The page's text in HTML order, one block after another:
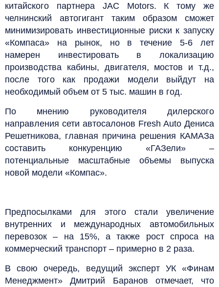
китайского партнера JAC Motors. К тому же
челнинский автогигант таким образом сможет
минимизировать инвестиционные риски к запуску
«Компаса» на рынок, но в течение 5-6 лет
намерен инвестировать в локализацию
производства кабины, двигателя, мостов и т.д.,
после того как продажи модели выйдут на
необходимый объем от 5 тыс. машин в год.
По мнению руководителя дилерского
направления сети автосалонов Fresh Auto Дениса
Решетникова, главная причина решения КАМАЗа
составить конкуренцию «ГАЗели» –
потенциальные масштабные объемы выпуска
новой модели «Компас».
Предпосылками для этого стали увеличение
внутренних и международных автомобильных
перевозок – на 15%, а также рост спроса на
коммерческий транспорт – примерно в 2 раза.
В свою очередь, ведущий эксперт УК «Финам
Менеджмент» Дмитрий Баранов отмечает, что